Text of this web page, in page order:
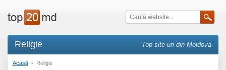
Religie Top site-uri din Moldova
Acasă › Religie